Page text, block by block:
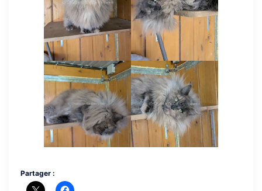
Partager :